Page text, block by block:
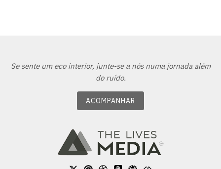
Se sente um eco interior, junte-se a nós numa jornada além
do ruído.
ACOMPANHAR